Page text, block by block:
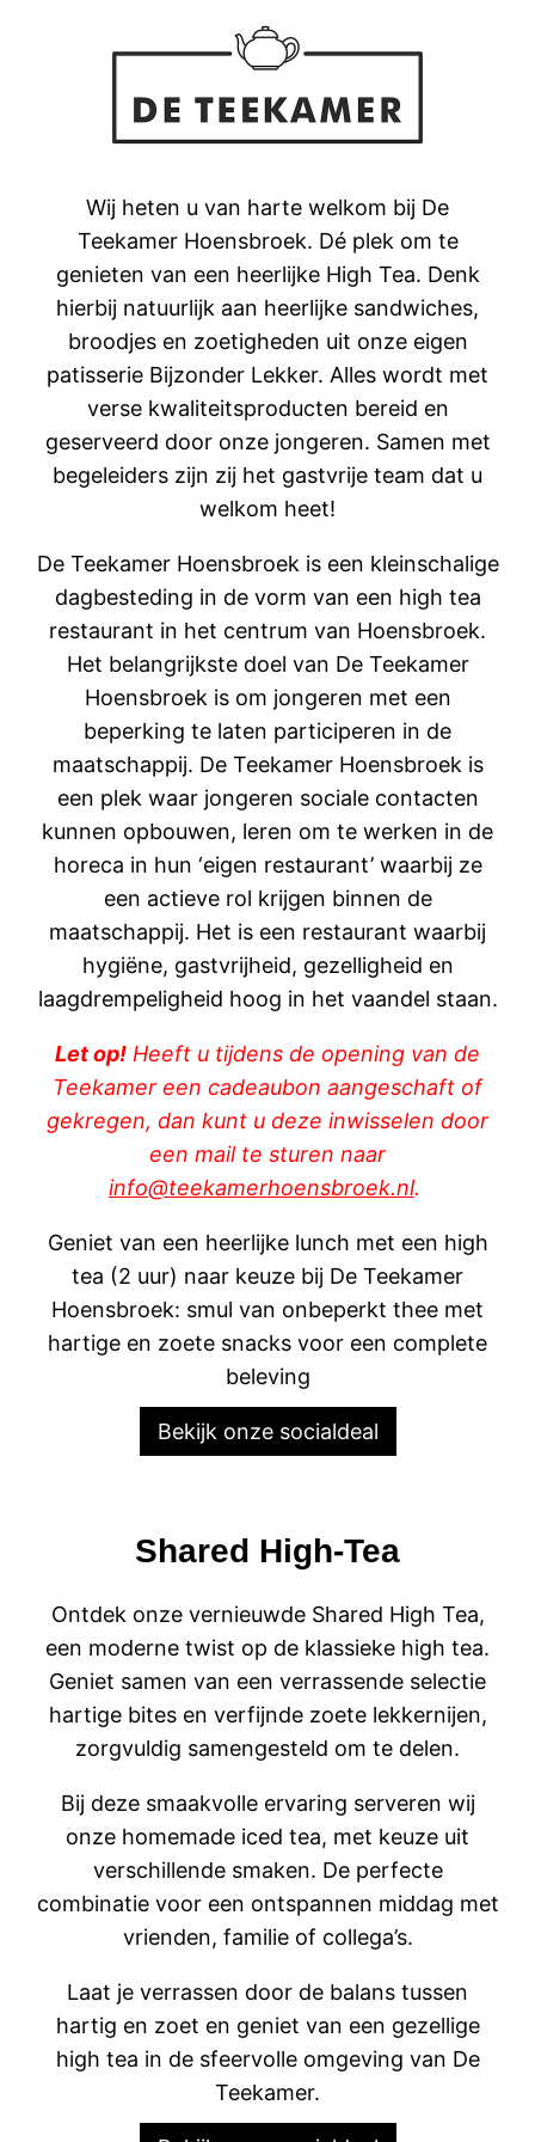
Wij heten u van harte welkom bij De
Teekamer Hoensbroek. Dé plek om te
genieten van een heerlijke High Tea. Denk
hierbij natuurlijk aan heerlijke sandwiches,
broodjes en zoetigheden uit onze eigen
patisserie Bijzonder Lekker. Alles wordt met
verse kwaliteitsproducten bereid en
geserveerd door onze jongeren. Samen met
begeleiders zijn zij het gastvrije team dat u
welkom heet!
De Teekamer Hoensbroek is een kleinschalige
dagbesteding in de vorm van een high tea
restaurant in het centrum van Hoensbroek.
Het belangrijkste doel van De Teekamer
Hoensbroek is om jongeren met een
beperking te laten participeren in de
maatschappij. De Teekamer Hoensbroek is
een plek waar jongeren sociale contacten
kunnen opbouwen, leren om te werken in de
horeca in hun ‘eigen restaurant’ waarbij ze
een actieve rol krijgen binnen de
maatschappij. Het is een restaurant waarbij
hygiëne, gastvrijheid, gezelligheid en
laagdrempeligheid hoog in het vaandel staan.
Let op! Heeft u tijdens de opening van de
Teekamer een cadeaubon aangeschaft of
gekregen, dan kunt u deze inwisselen door
een mail te sturen naar
info@teekamerhoensbroek.nl.
Geniet van een heerlijke lunch met een high
tea (2 uur) naar keuze bij De Teekamer
Hoensbroek: smul van onbeperkt thee met
hartige en zoete snacks voor een complete
beleving
Bekijk onze socialdeal
Shared High-Tea
Ontdek onze vernieuwde Shared High Tea,
een moderne twist op de klassieke high tea.
Geniet samen van een verrassende selectie
hartige bites en verfijnde zoete lekkernijen,
zorgvuldig samengesteld om te delen.
Bij deze smaakvolle ervaring serveren wij
onze homemade iced tea, met keuze uit
verschillende smaken. De perfecte
combinatie voor een ontspannen middag met
vrienden, familie of collega’s.
Laat je verrassen door de balans tussen
hartig en zoet en geniet van een gezellige
high tea in de sfeervolle omgeving van De
Teekamer.